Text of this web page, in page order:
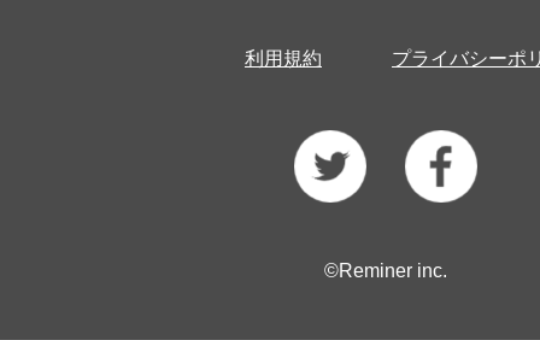
利用規約 プライバシーポ
©Reminer inc.